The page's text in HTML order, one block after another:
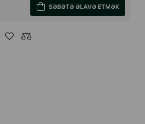
SƏBƏTƏ ƏLAVƏ ETMƏK